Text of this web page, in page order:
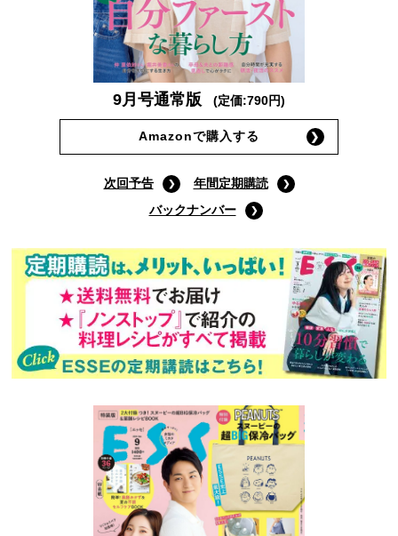
9月号通常版 (定価:790円)
Amazonで購入する
次回予告
年間定期購読
バックナンバー